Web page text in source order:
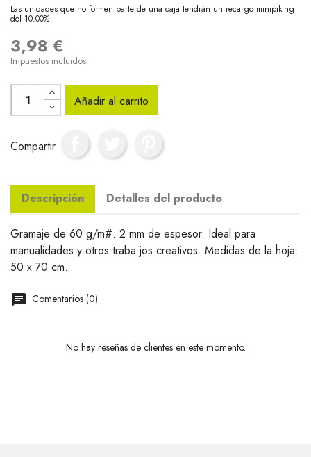
Las unidades que no formen parte de una caja tendrán un recargo minipiking
del 10.00%
3,98 €
Impuestos incluidos
Añadir al carrito
Compartir
Descripción Detalles del producto
Gramaje de 60 g/m#. 2 mm de espesor. Ideal para
manualidades y otros traba jos creativos. Medidas de la hoja:
50 x 70 cm.
Comentarios (0)
No hay reseñas de clientes en este momento.